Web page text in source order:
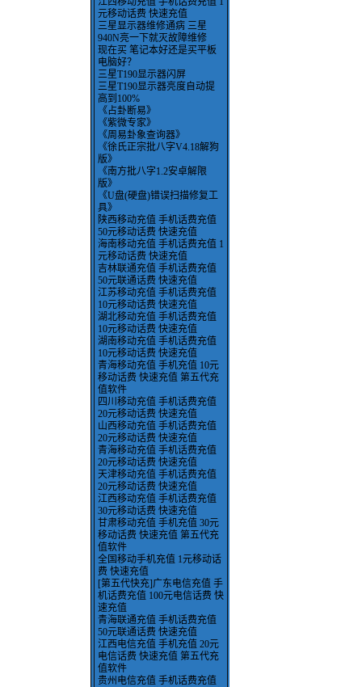
元移动话费 快速充值
三星显示器维修通病 三星
940N亮一下就灭故障维修
现在买 笔记本好还是买平板
电脑好？
三星T190显示器闪屏
三星T190显示器亮度自动提
高到100%
《占卦断易》
《紫微专家》
《周易卦象查询器》
《徐氏正宗批八字V4.18解狗
版》
《南方批八字1.2安卓解限
版》
《U盘(硬盘)错误扫描修复工
具》
陕西移动充值 手机话费充值
50元移动话费 快速充值
海南移动充值 手机话费充值 1
元移动话费 快速充值
吉林联通充值 手机话费充值
50元联通话费 快速充值
江苏移动充值 手机话费充值
10元移动话费 快速充值
湖北移动充值 手机话费充值
10元移动话费 快速充值
湖南移动充值 手机话费充值
10元移动话费 快速充值
青海移动充值 手机充值 10元
移动话费 快速充值 第五代充
值软件
四川移动充值 手机话费充值
20元移动话费 快速充值
山西移动充值 手机话费充值
20元移动话费 快速充值
青海移动充值 手机话费充值
20元移动话费 快速充值
天津移动充值 手机话费充值
20元移动话费 快速充值
江西移动充值 手机话费充值
30元移动话费 快速充值
甘肃移动充值 手机充值 30元
移动话费 快速充值 第五代充
值软件
全国移动手机充值 1元移动话
费 快速充值
[第五代快充]广东电信充值 手
机话费充值 100元电信话费 快
速充值
青海联通充值 手机话费充值
50元联通话费 快速充值
江西电信充值 手机充值 20元
电信话费 快速充值 第五代充
值软件
贵州电信充值 手机话费充值